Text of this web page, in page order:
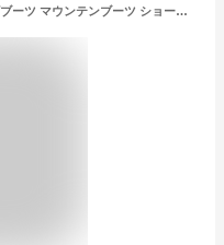
【送料無料】メンズ ブーツ メンズブーツ マウンテンブーツ ショートブーツ ワークブーツ ヴィンテージ サイドジップ ブーツ メンズ 靴 メンズシューズ シークレット 男 Zeeno ジーノ/【あす楽対応】2021 秋新作 トレンド